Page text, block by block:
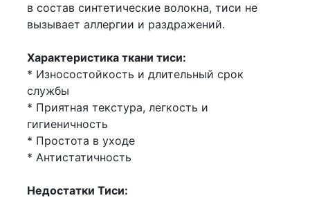
в состав синтетические волокна, тиси не
вызывает аллергии и раздражений.
Характеристика ткани тиси:
* Износостойкость и длительный срок
службы
* Приятная текстура, легкость и
гигиеничность
* Простота в уходе
* Антистатичность
Недостатки Тиси: